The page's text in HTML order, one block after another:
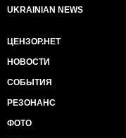
UKRAINIAN NEWS
ЦЕНЗОР.НЕТ
НОВОСТИ
СОБЫТИЯ
РЕЗОНАНС
ФОТО